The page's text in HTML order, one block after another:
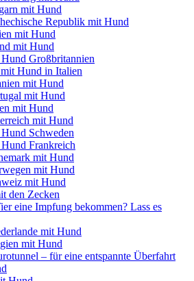
mit Hund
Republik mit Hund
mit Hund
mit Hund
Großbritannien
Hund in Italien
mit Hund
mit Hund
mit Hund
mit Hund
Schweden
Frankreich
mit Hund
mit Hund
mit Hund
den Zecken
eine Impfung bekommen? Lass es
mit Hund
mit Hund
– für eine entspannte Überfahrt